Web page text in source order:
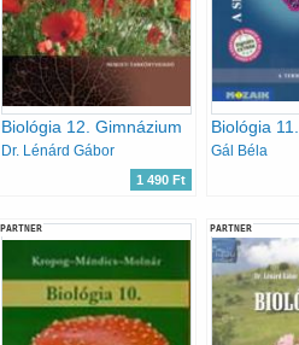
Biológia 12. Gimnázium
Dr. Lénárd Gábor
1 490 Ft
Gál Béla
PARTNER PARTNER